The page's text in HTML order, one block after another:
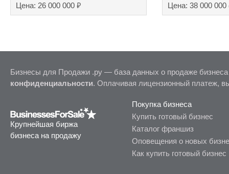
Цена: 26 000 000 ₽
Цена: 38 000 000
Бизнесы для Продажи .ру — база данных о продаже
конфиденциальности. Оплачивая лицензионный платеж,
Крупнейшая биржа
бизнеса на продажу
Покупка бизнеса
Купить готовый бизнес
Каталог франшиз
Оповещения о новых
Как купить готовый бизнес